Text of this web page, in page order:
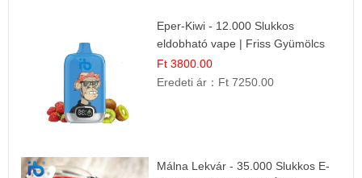
Eper-Kiwi - 12.000 Slukkos
eldobható vape | Friss Gyümölcs
Kombináció
Ft 3800.00
Eredeti ár： Ft 7250.00
Málna Lekvár - 35.000 Slukkos E-